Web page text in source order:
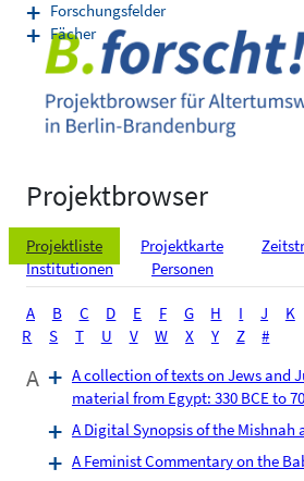
Projektbrowser
Projektliste Projektkarte
Institutionen
Personen
A B C D E F G H I J K
R
S T U V W X Y Z #
A
A collection of texts on Jews and
material from Egypt: 330 BCE to
A Digital Synopsis of the Mishnah
A Feminist Commentary on the
Forschungsfelder
Fächer